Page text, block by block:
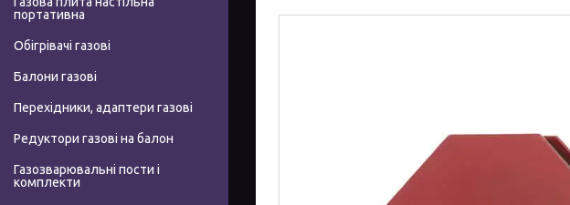
портативна
Обігрівачі газові
Балони газові
Перехідники, адаптери газові
Редуктори газові на балон
Газозварювальні пости і
комплекти